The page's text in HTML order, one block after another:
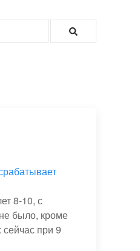
8-10, с
было, кроме
при 9